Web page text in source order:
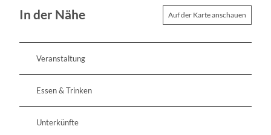
In der Nähe Auf der Karte anschauen
Veranstaltung
Essen & Trinken
Unterkünfte